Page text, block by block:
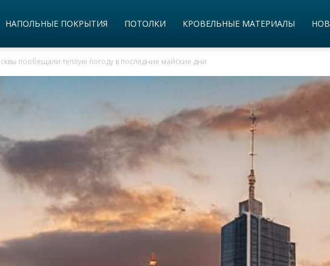
НАПОЛЬНЫЕ ПОКРЫТИЯ ПОТОЛКИ КРОВЕЛЬНЫЕ МАТЕРИАЛЫ
пообещали теплую погоду в последние майские дни